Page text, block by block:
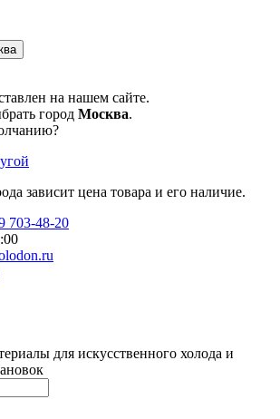
на нашем сайте.
город Москва.
зависит цена товара и его наличие.
703-48-20
для искусственного холода и